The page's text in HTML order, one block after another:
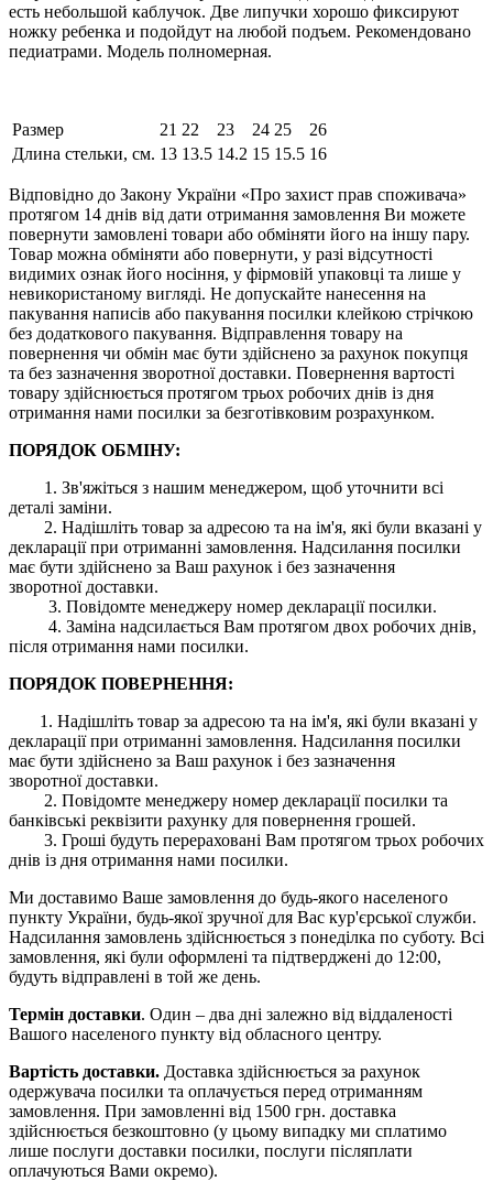
есть небольшой каблучок. Две липучки хорошо фиксируют
ножку ребенка и подойдут на любой подъем. Рекомендовано
педиатрами. Модель полномерная.
Размер 21 22 23 24 25
26
Длина стельки, см. 13 13.5 14.2 15 15.5 16
Відповідно до Закону України «Про захист прав споживача»
протягом 14 днів від дати отримання замовлення Ви можете
повернути замовлені товари або обміняти його на іншу пару.
Товар можна обміняти або повернути, у разі відсутності
видимих ​​ознак його носіння, у фірмовій упаковці та лише у
невикористаному вигляді. Не допускайте нанесення на
пакування написів або пакування посилки клейкою стрічкою
без додаткового пакування. Відправлення товару на
повернення чи обмін має бути здійснено за рахунок покупця
та без зазначення зворотної доставки. Повернення вартості
товару здійснюється протягом трьох робочих днів із дня
отримання нами посилки за безготівковим розрахунком.
ПОРЯДОК ОБМІНУ:
1. Зв'яжіться з нашим менеджером, щоб уточнити всі
деталі заміни.
2. Надішліть товар за адресою та на ім'я, які були вказані у
декларації при отриманні замовлення. Надсилання посилки
має бути здійснено за Ваш рахунок і без зазначення
зворотної доставки.
3. Повідомте менеджеру номер декларації посилки.
4. Заміна надсилається Вам протягом двох робочих днів,
після отримання нами посилки.
ПОРЯДОК ПОВЕРНЕННЯ:
1. Надішліть товар за адресою та на ім'я, які були вказані у
декларації при отриманні замовлення. Надсилання посилки
має бути здійснено за Ваш рахунок і без зазначення
зворотної доставки.
2. Повідомте менеджеру номер декларації посилки та
банківські реквізити рахунку для повернення грошей.
3. Гроші будуть перераховані Вам протягом трьох робочих
днів із дня отримання нами посилки.
Ми доставимо Ваше замовлення до будь-якого населеного
пункту України, будь-якої зручної для Вас кур'єрської служби.
Надсилання замовлень здійснюється з понеділка по суботу. Всі
замовлення, які були оформлені та підтверджені до 12:00,
будуть відправлені в той же день.
Термін доставки. Один – два дні залежно від віддаленості
Вашого населеного пункту від обласного центру.
Вартість доставки. Доставка здійснюється за рахунок
одержувача посилки та оплачується перед отриманням
замовлення. При замовленні від 1500 грн. доставка
здійснюється безкоштовно (у цьому випадку ми сплатимо
лише послуги доставки посилки, послуги післяплати
оплачуються Вами окремо).